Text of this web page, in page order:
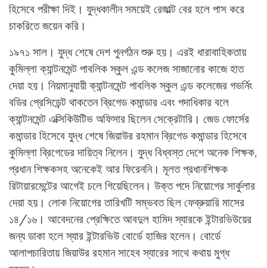
হিসেবে পরীক্ষা দিই। যুদ্ধকালীন সময়েই রেজাল্ট বের হলে পাস করে
চাকরিতে জয়েন করি।
১৯৭১ সাল। যুদ্ধ শেষে দেশ পুনর্গঠন শুরু হয়। এরই ধারাবাহিকতায়
কুমিল্লা ক্যান্টনমেন্ট পাবলিক স্কুল এন্ড কলেজ সাজানোর কাজে হাত
দেয়া হয়। নিয়মানুযায়ী ক্যান্টনমেন্ট পাবলিক স্কুল এন্ড কলেজের গভর্নিং
বডির প্রেসিডেন্ট থাকতেন ব্রিগেড কমান্ডার এবং পদাধিকার বলে
ক্যান্টনমেন্ট এক্সিকিউটিভ অফিসার ছিলেন সেক্রেটারি। জেড ফোর্সের
কমান্ডার হিসেবে যুদ্ধ শেষে জিয়াউর রহমান ব্রিগেড কমান্ডার হিসেবে
কুমিল্লা ব্রিগেডের দায়িত্ব নিলেন। যুদ্ধ বিধ্বস্ত দেশে অনেক শিক্ষক,
প্রধান শিক্ষকসহ অনেকেই আর ফিরেননি। মূলত প্রধানশিক্ষক
রিটায়ারমেন্টের আগেই চলে গিয়েছিলেন। উক্ত পদে নিয়োগের সার্কুলার
দেয়া হয়। লোক নিয়োগের তারিখটি সম্ভবত ছিল ফেব্রুয়ারি মাসের
১৪/১৬। আবেদনের প্রেক্ষিতে আবদুল হামিদ স্যারকে ইন্টারভিউয়ের
জন্য ডাকা হলে স্যার ইন্টারভিউ বোর্ডে হাজির হলেন। বোর্ডে
আলাপচারিতায় জিয়াউর রহমান সাহেব স্যারের সাথে কথায় মুগ্ধ